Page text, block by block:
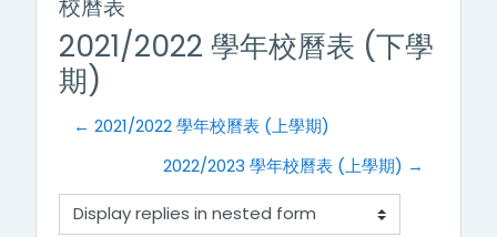
2021/2022 學年校曆表 (下學
期)
← 2021/2022 學年校曆表 (上學期)
2022/2023 學年校曆表 (上學期) →
Display mode